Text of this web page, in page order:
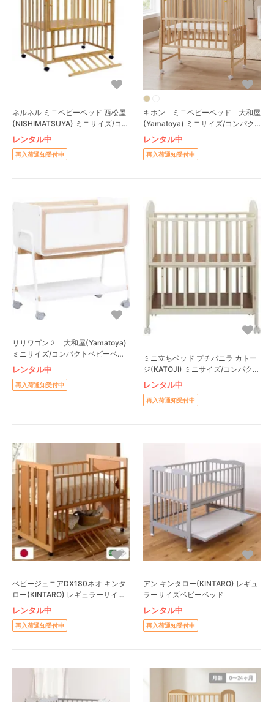
ネルネル ミニベビーベッド 西松屋
(NISHIMATSUYA) ミニサイズ/コン
パクトベビーベッド
レンタル中
再入荷通知受付中
キホン ミニベビーベッド 大和屋
(Yamatoya) ミニサイズ/コンパク
トベビーベッド
レンタル中
再入荷通知受付中
リリワゴン２ 大和屋(Yamatoya)
ミニサイズ/コンパクトベビーベッ
ドレンタル中
再入荷通知受付中
ミニ立ちベッド プチバニラ カトー
ジ(KATOJI) ミニサイズ/コンパクト
ベビーベッド
レンタル中
再入荷通知受付中
ベビージュニアDX180ネオ キンタ
ロー(KINTARO) レギュラーサイズ
ベビーベッド
レンタル中
再入荷通知受付中
アン キンタロー(KINTARO) レギュ
ラーサイズベビーベッド
レンタル中
再入荷通知受付中